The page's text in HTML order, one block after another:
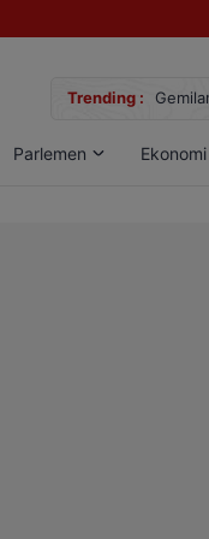
Trending :
Parlemen Ekonomi